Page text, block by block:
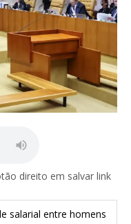
direito em salvar link
salarial entre homens